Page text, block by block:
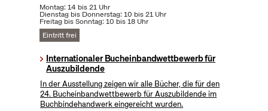
Montag: 14 bis 21 Uhr
Dienstag bis Donnerstag: 10 bis 21 Uhr
Freitag bis Sonntag: 10 bis 18 Uhr
Eintritt frei
Internationaler Bucheinbandwettbewerb für
Auszubildende
In der Ausstellung zeigen wir alle Bücher, die für den
24. Bucheinbandwettbewerb für Auszubildende im
Buchbindehandwerk eingereicht wurden.